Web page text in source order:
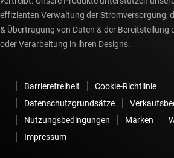
effizienten Verwaltung der Stromversorgung,
& Übertragung von Daten & der Bereitstellung
oder Verarbeitung in ihren Designs.
Barrierefreiheit
Cookie-Richtlinie
Datenschutzgrundsätze
Nutzungsbedingungen
Marken
Impressum